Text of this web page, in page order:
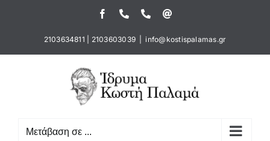
περιεχόμενο
FacebookΤηλέφωνοΤηλέφωνο
2103634811 2103603039 info@kostispalamas.gr
Μετάβαση σε ...